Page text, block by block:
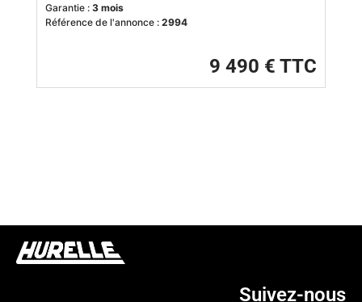
Garantie : 3 mois
Référence de l'annonce : 2994
9 490 € TTC
Suivez-nous